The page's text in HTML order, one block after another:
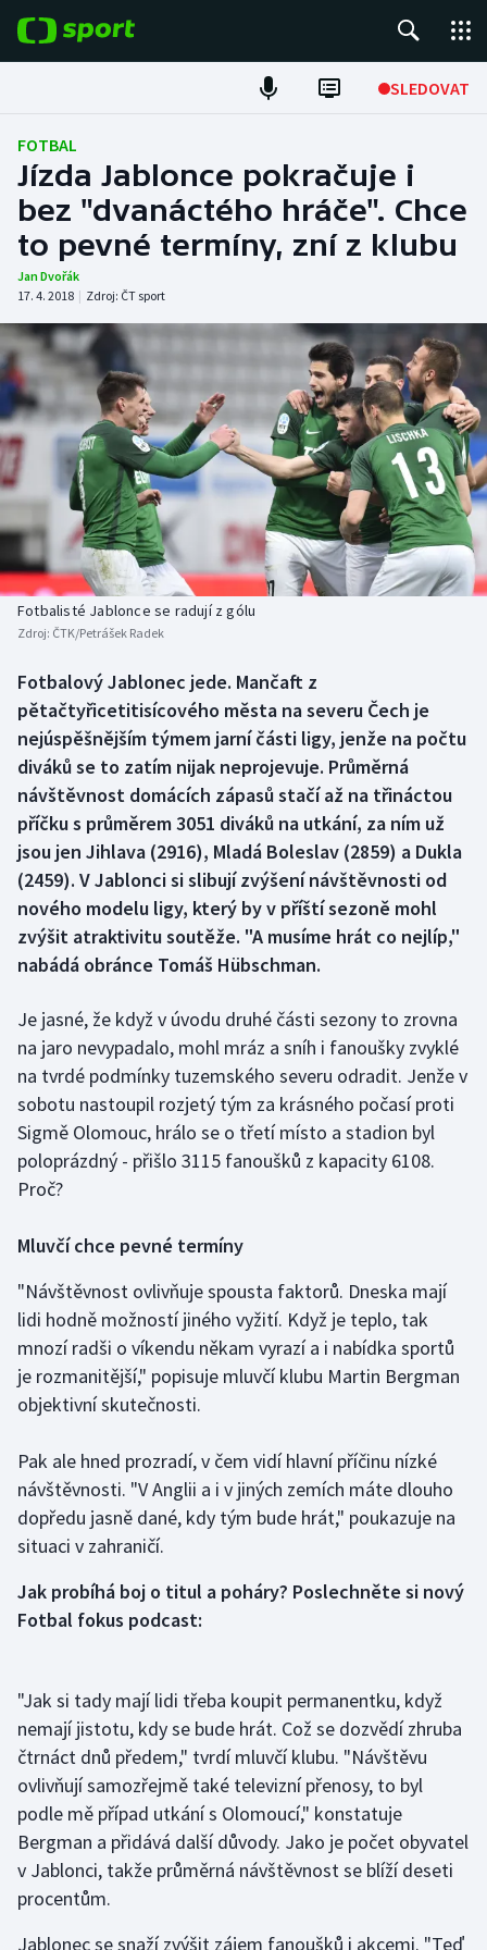
SLEDOVAT
Fotbal
Hokej
Tenis
Atletika
Cyklistika
DALŠÍ SPORTY
Americký fotbal
Baseball a softbal
Basketbal
Biatlon
Box
Curling
Dostihy
Florbal
Futsal
Golf
Gymnastika
Házená
Jezdectví
Judo
Krasobruslení
Lezení
Lyže a snowboard
Moderní pětiboj
Olympijské hry
Parasport
Plavání
Ragby
Rychlobruslení
Rychlostní kanoistika
Short track
NEPŘEHLÉDNĚTE
Soutěže
Historické návraty
Aplikace ČT sport
FOTBAL
Jízda Jablonce pokračuje i
bez "dvanáctého hráče". Chce
to pevné termíny, zní z klubu
Jan Dvořák
17. 4. 2018 | Zdroj: ČT sport
Fotbalisté Jablonce se radují z gólu
Zdroj: ČTK/Petrášek Radek
Fotbalový Jablonec jede. Mančaft z
pětačtyřicetitisícového města na severu Čech je
nejúspěšnějším týmem jarní části ligy, jenže na počtu
diváků se to zatím nijak neprojevuje. Průměrná
návštěvnost domácích zápasů stačí až na třináctou
příčku s průměrem 3051 diváků na utkání, za ním už
jsou jen Jihlava (2916), Mladá Boleslav (2859) a Dukla
(2459). V Jablonci si slibují zvýšení návštěvnosti od
nového modelu ligy, který by v příští sezoně mohl
zvýšit atraktivitu soutěže. "A musíme hrát co nejlíp,"
nabádá obránce Tomáš Hübschman.
Je jasné, že když v úvodu druhé části sezony to zrovna
na jaro nevypadalo, mohl mráz a sníh i fanoušky zvyklé
na tvrdé podmínky tuzemského severu odradit. Jenže v
sobotu nastoupil rozjetý tým za krásného počasí proti
Sigmě Olomouc, hrálo se o třetí místo a stadion byl
poloprázdný - přišlo 3115 fanoušků z kapacity 6108.
Proč?
Mluvčí chce pevné termíny
"Návštěvnost ovlivňuje spousta faktorů. Dneska mají
lidi hodně možností jiného vyžití. Když je teplo, tak
mnozí radši o víkendu někam vyrazí a i nabídka sportů
je rozmanitější," popisuje mluvčí klubu Martin Bergman
objektivní skutečnosti.
Pak ale hned prozradí, v čem vidí hlavní příčinu nízké
návštěvnosti. "V Anglii a i v jiných zemích máte dlouho
dopředu jasně dané, kdy tým bude hrát," poukazuje na
situaci v zahraničí.
Jak probíhá boj o titul a poháry? Poslechněte si nový
Fotbal fokus podcast:
"Jak si tady mají lidi třeba koupit permanentku, když
nemají jistotu, kdy se bude hrát. Což se dozvědí zhruba
čtrnáct dnů předem," tvrdí mluvčí klubu. "Návštěvu
ovlivňují samozřejmě také televizní přenosy, to byl
podle mě případ utkání s Olomoucí," konstatuje
Bergman a přidává další důvody. Jako je počet obyvatel
v Jablonci, takže průměrná návštěvnost se blíží deseti
procentům.
Jablonec se snaží zvýšit zájem fanoušků i akcemi. "Teď